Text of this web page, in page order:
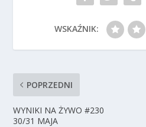
WSKAŹNIK:
POPRZEDNI
WYNIKI NA ŻYWO #230
30/31 MAJA